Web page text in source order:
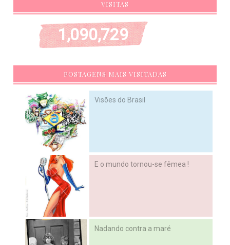
VISITAS
1,090,729
POSTAGENS MAIS VISITADAS
Visões do Brasil
E o mundo tornou-se fêmea !
Nadando contra a maré